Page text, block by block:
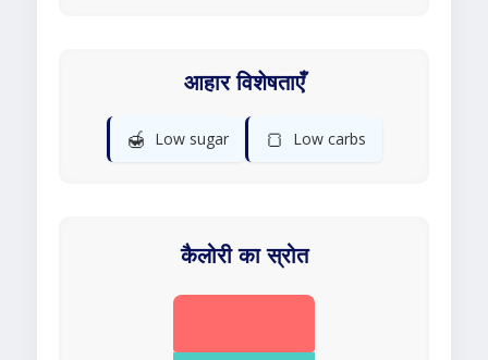
आहार विशेषताएँ
🍯 Low sugar 🍞 Low carbs
कैलोरी का स्रोत